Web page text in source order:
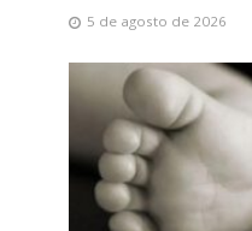
5 de agosto de 2026